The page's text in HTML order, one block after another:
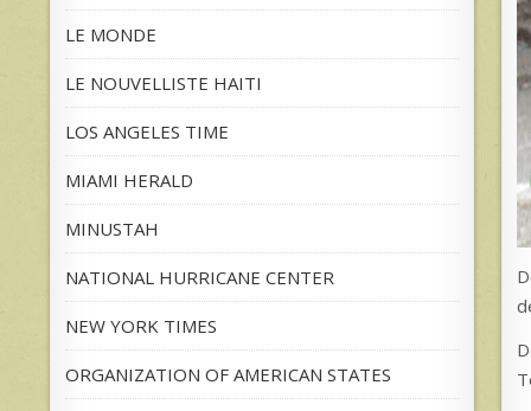
LE MONDE
LE NOUVELLISTE HAITI
LOS ANGELES TIME
MIAMI HERALD
MINUSTAH
NATIONAL HURRICANE CENTER
NEW YORK TIMES
ORGANIZATION OF AMERICAN STATES